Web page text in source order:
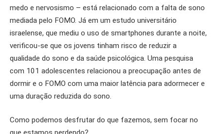
medo e nervosismo – está relacionado com a falta de sono
mediada pelo FOMO. Já em um estudo universitário
israelense, que mediu o uso de smartphones durante a noite,
verificou-se que os jovens tinham risco de reduzir a
qualidade do sono e da saúde psicológica. Uma pesquisa
com 101 adolescentes relacionou a preocupação antes de
dormir e o FOMO com uma maior latência para adormecer e
uma duração reduzida do sono.
Como podemos desfrutar do que fazemos, sem focar no